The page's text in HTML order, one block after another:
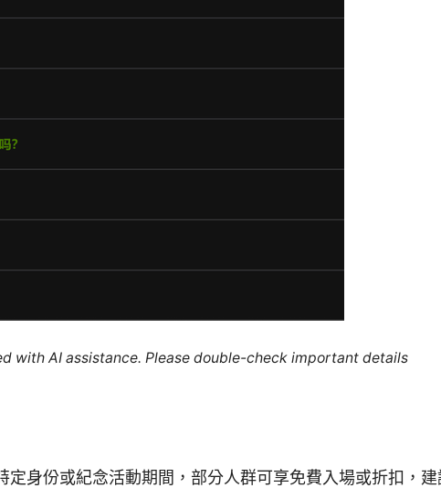
with AI assistance. Please double-check important details
定身份或紀念活動期間，部分人群可享免費入場或折扣，建